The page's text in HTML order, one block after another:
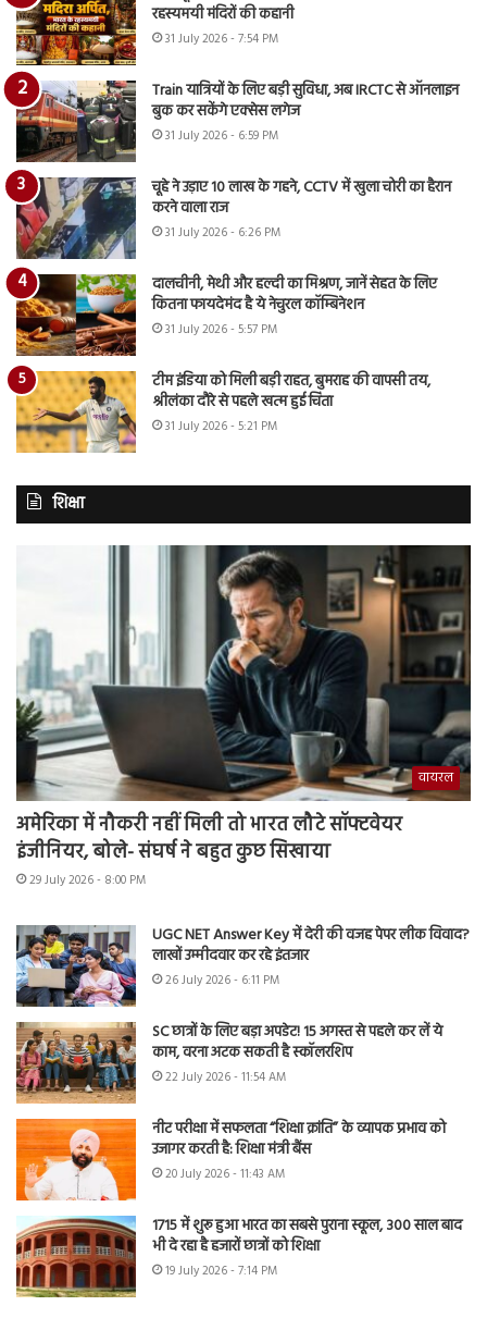
रहस्यमयी मंदिरों की कहानी
31 July 2026 - 7:54 PM
Train यात्रियों के लिए बड़ी सुविधा, अब IRCTC से ऑनलाइन
बुक कर सकेंगे एक्सेस लगेज
31 July 2026 - 6:59 PM
चूहे ने उड़ाए 10 लाख के गहने, CCTV में खुला चोरी का हैरान
करने वाला राज
31 July 2026 - 6:26 PM
दालचीनी, मेथी और हल्दी का मिश्रण, जानें सेहत के लिए
कितना फायदेमंद है ये नेचुरल कॉम्बिनेशन
31 July 2026 - 5:57 PM
टीम इंडिया को मिली बड़ी राहत, बुमराह की वापसी तय,
श्रीलंका दौरे से पहले खत्म हुई चिंता
31 July 2026 - 5:21 PM
शिक्षा
वायरल
अमेरिका में नौकरी नहीं मिली तो भारत लौटे सॉफ्टवेयर
इंजीनियर, बोले- संघर्ष ने बहुत कुछ सिखाया
29 July 2026 - 8:00 PM
UGC NET Answer Key में देरी की वजह पेपर लीक विवाद?
लाखों उम्मीदवार कर रहे इंतजार
26 July 2026 - 6:11 PM
SC छात्रों के लिए बड़ा अपडेट! 15 अगस्त से पहले कर लें ये
काम, वरना अटक सकती है स्कॉलरशिप
22 July 2026 - 11:54 AM
नीट परीक्षा में सफलता “शिक्षा क्रांति” के व्यापक प्रभाव को
उजागर करती है: शिक्षा मंत्री बैंस
20 July 2026 - 11:43 AM
1715 में शुरू हुआ भारत का सबसे पुराना स्कूल, 300 साल बाद
भी दे रहा है हजारों छात्रों को शिक्षा
19 July 2026 - 7:14 PM